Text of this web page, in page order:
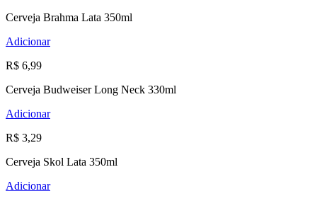
Cerveja Brahma Lata 350ml
Adicionar
R$ 6,99
Cerveja Budweiser Long Neck 330ml
Adicionar
R$ 3,29
Cerveja Skol Lata 350ml
Adicionar